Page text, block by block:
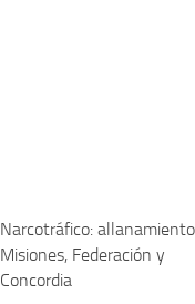
Narcotráfico:
Misiones, Federación y
Concordia